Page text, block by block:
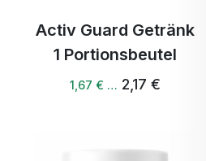
Activ Guard Getränk
1 Portionsbeutel
1,67 € … 2,17 €